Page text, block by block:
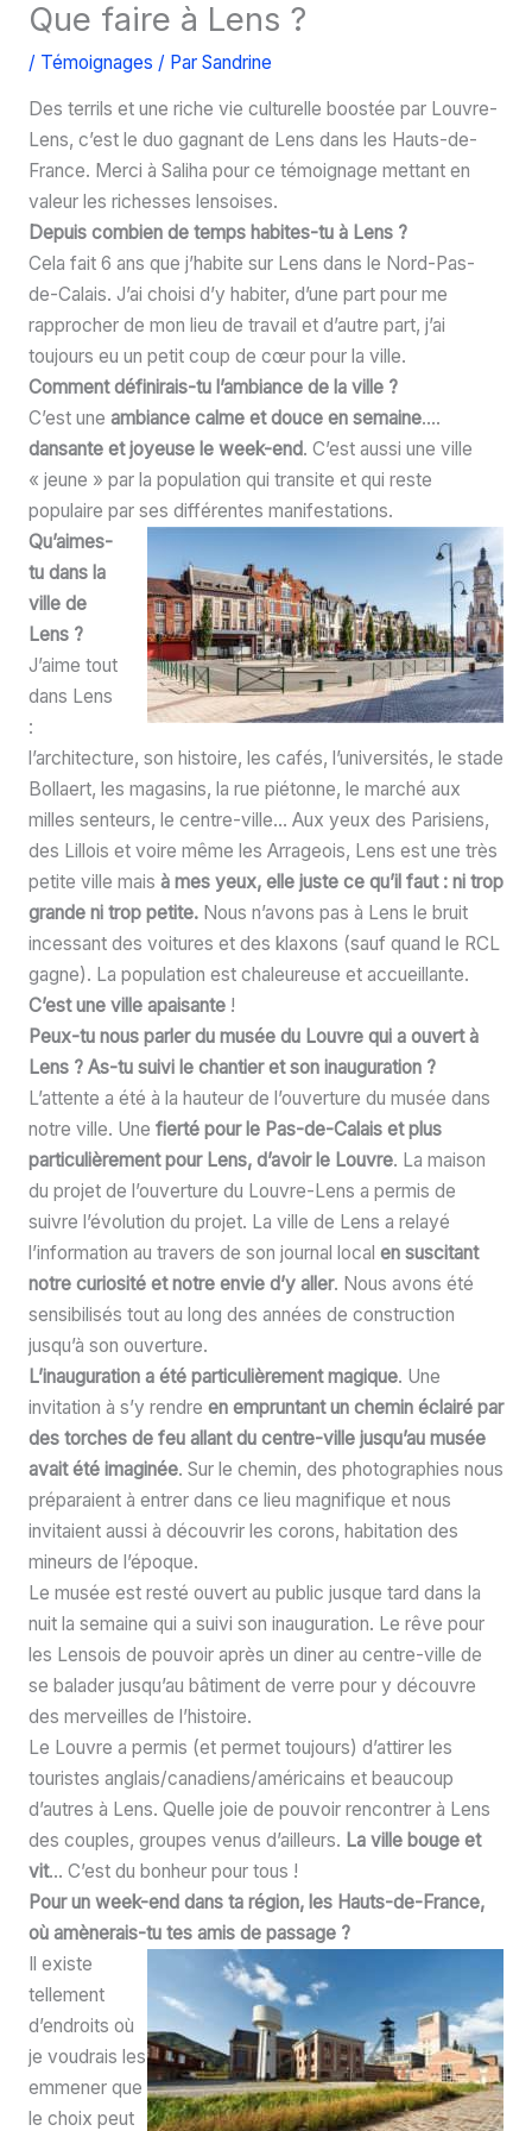
Que faire à Lens ?
/ Témoignages / Par Sandrine
Des terrils et une riche vie culturelle boostée par Louvre-
Lens, c’est le duo gagnant de Lens dans les Hauts-de-
France. Merci à Saliha pour ce témoignage mettant en
valeur les richesses lensoises.
Depuis combien de temps habites-tu à Lens ?
Cela fait 6 ans que j’habite sur Lens dans le Nord-Pas-
de-Calais. J’ai choisi d’y habiter, d’une part pour me
rapprocher de mon lieu de travail et d’autre part, j’ai
toujours eu un petit coup de cœur pour la ville.
Comment définirais-tu l’ambiance de la ville ?
C’est une ambiance calme et douce en semaine….
dansante et joyeuse le week-end. C’est aussi une ville
« jeune » par la population qui transite et qui reste
populaire par ses différentes manifestations.
Qu’aimes-
tu dans la
ville de
Lens ?
J’aime tout
dans Lens
:
l’architecture, son histoire, les cafés, l’universités, le stade
Bollaert, les magasins, la rue piétonne, le marché aux
milles senteurs, le centre-ville… Aux yeux des Parisiens,
des Lillois et voire même les Arrageois, Lens est une très
petite ville mais à mes yeux, elle juste ce qu’il faut : ni trop
grande ni trop petite.Nous n’avons pas à Lens le bruit
incessant des voitures et des klaxons (sauf quand le RCL
gagne). La population est chaleureuse et accueillante.
C’est une ville apaisante!
Peux-tu nous parler du musée du Louvre qui a ouvert à
Lens ? As-tu suivi le chantier et son inauguration ?
L’attente a été à la hauteur de l’ouverture du musée dans
notre ville. Une fierté pour le Pas-de-Calais et plus
particulièrement pour Lens, d’avoir le Louvre. La maison
du projet de l’ouverture du Louvre-Lens a permis de
suivre l’évolution du projet. La ville de Lens a relayé
l’information au travers de son journal local en suscitant
notre curiosité et notre envie d’y aller. Nous avons été
sensibilisés tout au long des années de construction
jusqu’à son ouverture.
L’inauguration a été particulièrement magique. Une
invitation à s’y rendre en empruntant un chemin éclairé par
des torches de feu allant du centre-ville jusqu’au musée
avait été imaginée. Sur le chemin, des photographies nous
préparaient à entrer dans ce lieu magnifique et nous
invitaient aussi à découvrir les corons, habitation des
mineurs de l’époque.
Le musée est resté ouvert au public jusque tard dans la
nuit la semaine qui a suivi son inauguration. Le rêve pour
les Lensois de pouvoir après un diner au centre-ville de
se balader jusqu’au bâtiment de verre pour y découvre
des merveilles de l’histoire.
Le Louvre a permis (et permet toujours) d’attirer les
touristes anglais/canadiens/américains et beaucoup
d’autres à Lens. Quelle joie de pouvoir rencontrer à Lens
des couples, groupes venus d’ailleurs. La ville bouge et
vit… C’est du bonheur pour tous !
Pour un week-end dans ta région, les Hauts-de-France,
où amènerais-tu tes amis de passage ?
Il existe
tellement
d’endroits où
je voudrais les
emmener que
le choix peut